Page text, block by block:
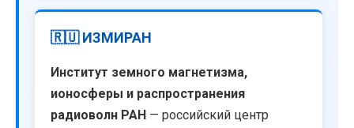
🇷🇺 ИЗМИРАН
Институт земного магнетизма,
ионосферы и распространения
радиоволн РАН — российский центр